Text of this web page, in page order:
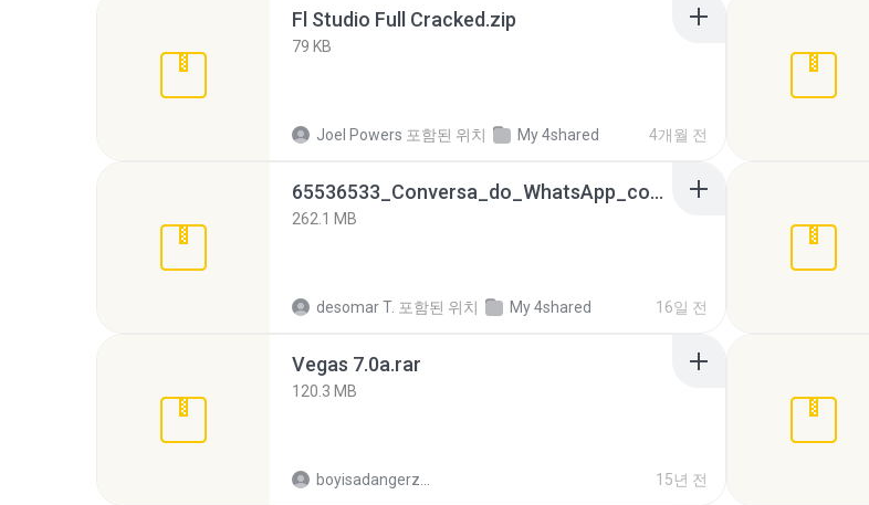
Fl Studio Full Cracked.zip
79 KB
Joel Powers 포함된 위치 My 4shared 4개월 전
65536533_Conversa_do_WhatsApp_com_Meu_Esposo.zip
262.1 MB
desomar T. 포함된 위치 My 4shared 16일 전
Vegas 7.0a.rar
120.3 MB
15년 전